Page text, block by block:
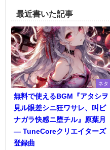
最近書いた記事
ネタ
無料で使えるBGM『アタシヲ
見ル眼差シニ狂ワサレ、叫ビ
ナガラ快感ニ堕チル』原葉月
― TuneCoreクリエイターズ
登録曲